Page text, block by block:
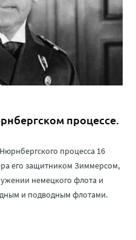
процессе.
процесса 16
его защитником Зиммерсом,
немецкого флота и
и подводным флотами.